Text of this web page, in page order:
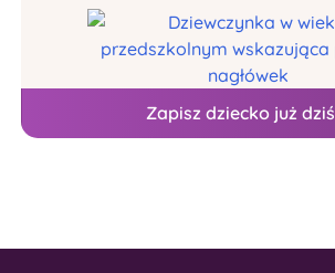
Zapisz dziecko już dziś